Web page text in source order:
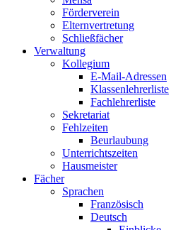
Förderverein
Elternvertretung
Schließfächer
Verwaltung
Kollegium
E-Mail-Adressen
Klassenlehrerliste
Fachlehrerliste
Sekretariat
Fehlzeiten
Beurlaubung
Unterrichtszeiten
Hausmeister
Fächer
Sprachen
Französisch
Deutsch